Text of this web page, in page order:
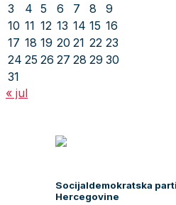
3
4 5 6 7 8
9
10 11 12 13 14 15 16
17 18 19 20 21 22 23
24 25 26 27 28 29 30
31
« jul
Socijaldemokratska
Hercegovine